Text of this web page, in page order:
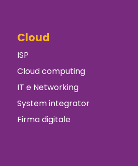
Cloud
ISP
Cloud computing
IT e Networking
System integrator
Firma digitale